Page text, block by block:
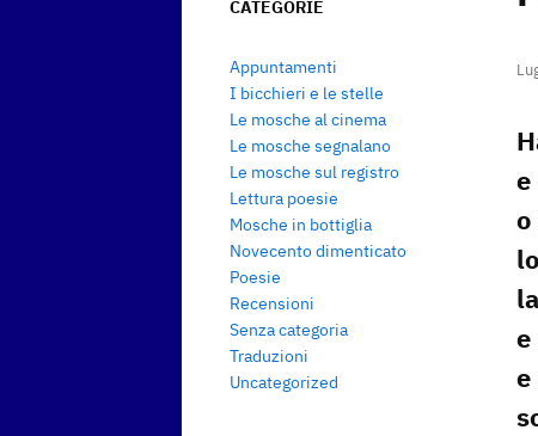
CATEGORIE
Appuntamenti
I bicchieri e le stelle
Le mosche al cinema
Le mosche segnalano
Le mosche sul registro
Lettura poesie
Mosche in bottiglia
Novecento dimenticato
Poesie
Recensioni
Senza categoria
Traduzioni
Uncategorized
e
o